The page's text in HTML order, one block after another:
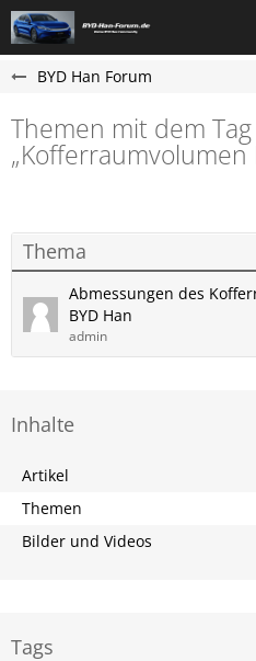
BYD Han Forum
Themen mit dem Tag
„Kofferraumvolumen
Thema
Abmessungen des
BYD Han
admin
Inhalte
Artikel
Themen
Bilder und Videos
Tags